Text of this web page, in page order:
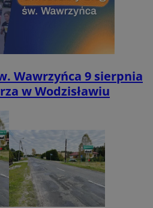
Wawrzyńca 9 sierpnia
w Wodzisławiu